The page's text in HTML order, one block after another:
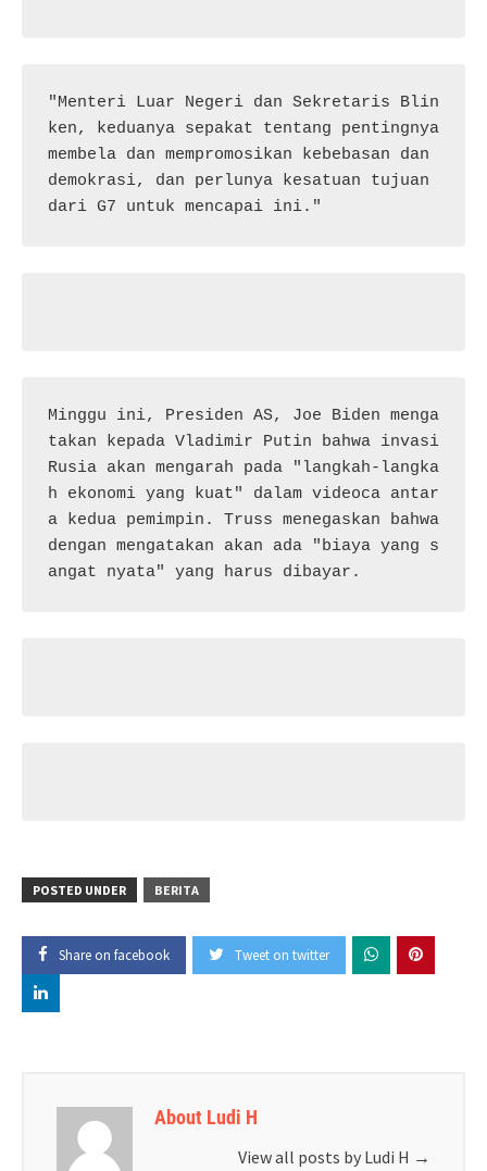
"Menteri Luar Negeri dan Sekretaris Blin
ken, keduanya sepakat tentang pentingnya
membela dan mempromosikan kebebasan dan
demokrasi, dan perlunya kesatuan tujuan
dari G7 untuk mencapai ini."
Minggu ini, Presiden AS, Joe Biden menga
takan kepada Vladimir Putin bahwa invasi
Rusia akan mengarah pada "langkah-langka
h ekonomi yang kuat" dalam videoca antar
a kedua pemimpin. Truss menegaskan bahwa
dengan mengatakan akan ada "biaya yang s
angat nyata" yang harus dibayar.
POSTED UNDER BERITA
Share on facebook Tweet on twitter
About Ludi H
View all posts by Ludi H →